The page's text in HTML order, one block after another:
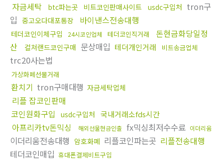
자금세탁
btc파는곳 비트코인판매사이트 usdc구입처 tron구
입 중고오다대포통장 바이낸스전송대행
테더코인이체구입 24시코인업체 테더코인직거래
돈현금화당일정
산
컬쳐랜드코인구매 문상매입 테더개인거래 비트송금업체
trc20사는법
가상화폐선물거래
환치기 tron구매대행 자금세탁업체
리플 잡코인판매
코인원화구입 usdc구입처 국내거래소fds시간
아프리카tv돈믹싱 해외선물현금인출 fx믹싱최저수수료 이더리움
이더리움전송대행 암호화폐 리플코인파는곳 리플전송대행
테더코인매입 휴대폰결제비트구입